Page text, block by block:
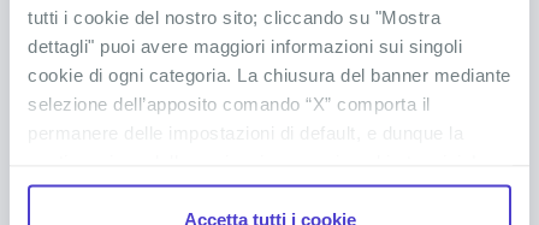
tutti i cookie del nostro sito; cliccando su "Mostra
dettagli" puoi avere maggiori informazioni sui singoli
cookie di ogni categoria. La chiusura del banner mediante
selezione dell’apposito comando “X” comporta il
permanere delle impostazioni di default, e dunque la
casella dei cookie statistici è già selezionata poiché, non
permettendo la diretta individuazione dell’interessato (cd.
Accetta tutti i cookie
Servono vaccini o precauzioni mediche
particolari per viaggiare in Giamaica?